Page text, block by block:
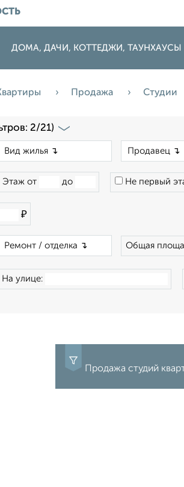
ДОМА, ДАЧИ, КОТТЕДЖИ, ТАУНХАУСЫ
Продажа Студии
2/21)
Этаж от до Не первый
₽
Общая
На улице:
Продажа студий